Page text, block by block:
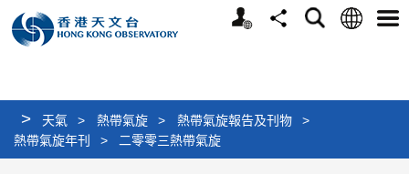
個
分
搜
語
選
> 天氣 > 熱帶氣旋 > 熱帶氣旋報告及刊物
>
熱帶氣旋年刊
> 二零零三熱帶氣旋